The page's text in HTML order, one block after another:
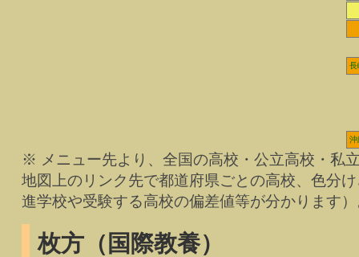
長
沖
※ メニュー先より、全国の高校・公立高校・私
地図上のリンク先で都道府県ごとの高校、色分
進学校や受験する高校の偏差値等が分かります
枚方（国際教養）